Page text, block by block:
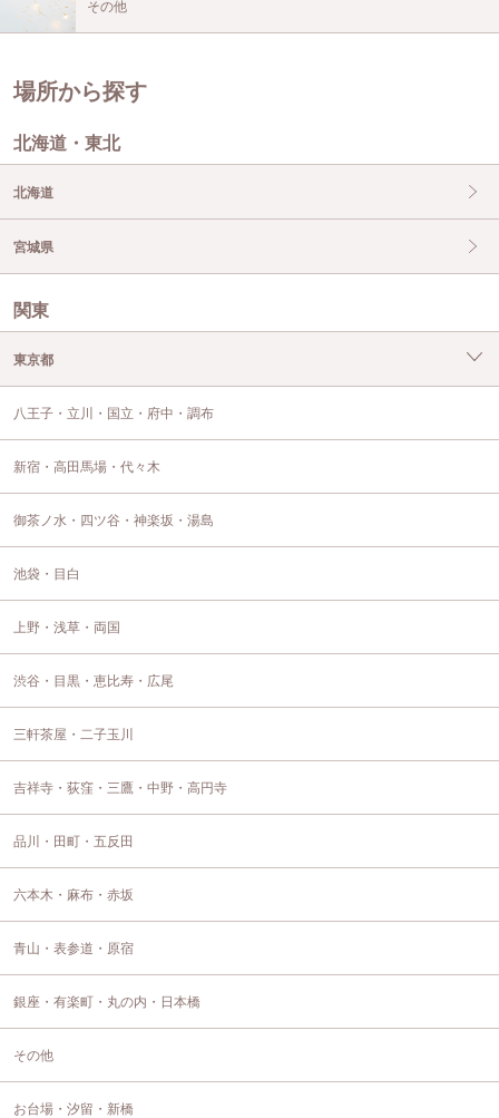
その他
場所から探す
北海道・東北
北海道
宮城県
関東
東京都
八王子・立川・国立・府中・調布
新宿・高田馬場・代々木
御茶ノ水・四ツ谷・神楽坂・湯島
池袋・目白
上野・浅草・両国
渋谷・目黒・恵比寿・広尾
三軒茶屋・二子玉川
吉祥寺・荻窪・三鷹・中野・高円寺
品川・田町・五反田
六本木・麻布・赤坂
青山・表参道・原宿
銀座・有楽町・丸の内・日本橋
その他
お台場・汐留・新橋